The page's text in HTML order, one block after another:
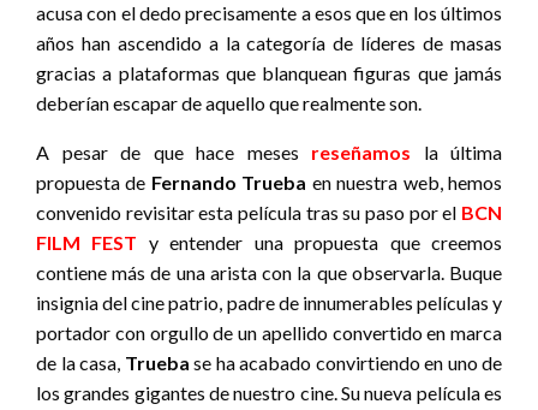
acusa con el dedo precisamente a esos que en los últimos
años han ascendido a la categoría de líderes de masas
gracias a plataformas que blanquean figuras que jamás
deberían escapar de aquello que realmente son.
A pesar de que hace meses reseñamos
la última
propuesta de Fernando Trueba en nuestra web, hemos
convenido revisitar esta película tras su paso por el BCN
FILM FEST y entender una propuesta que creemos
contiene más de una arista con la que observarla. Buque
insignia del cine patrio, padre de innumerables películas y
portador con orgullo de un apellido convertido en marca
de la casa, Trueba se ha acabado convirtiendo en uno de
los grandes gigantes de nuestro cine. Su nueva película es